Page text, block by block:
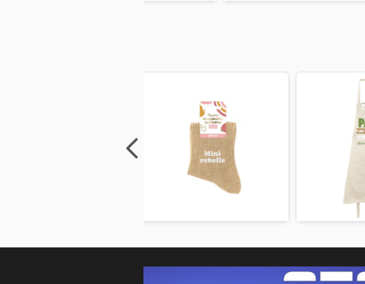
Next Previous Previous